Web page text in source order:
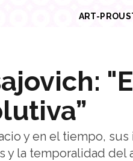
ART-
y en el tiempo,
y la temporalidad